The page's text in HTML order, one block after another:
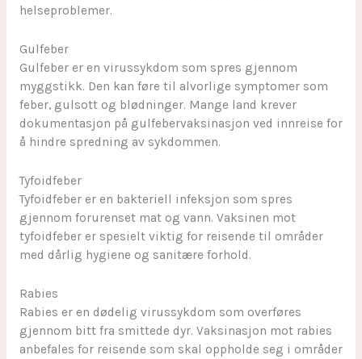
helseproblemer.
Gulfeber
Gulfeber er en virussykdom som spres gjennom
myggstikk. Den kan føre til alvorlige symptomer som
feber, gulsott og blødninger. Mange land krever
dokumentasjon på gulfebervaksinasjon ved innreise for
å hindre spredning av sykdommen.
Tyfoidfeber
Tyfoidfeber er en bakteriell infeksjon som spres
gjennom forurenset mat og vann. Vaksinen mot
tyfoidfeber er spesielt viktig for reisende til områder
med dårlig hygiene og sanitære forhold.
Rabies
Rabies er en dødelig virussykdom som overføres
gjennom bitt fra smittede dyr. Vaksinasjon mot rabies
anbefales for reisende som skal oppholde seg i områder